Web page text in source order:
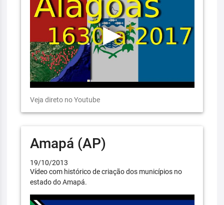
Veja direto no Youtube
Amapá (AP)
19/10/2013
Vídeo com histórico de criação dos municípios no
estado do Amapá.